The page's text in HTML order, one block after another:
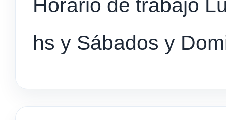
Horario de trabajo
hs y Sábados y